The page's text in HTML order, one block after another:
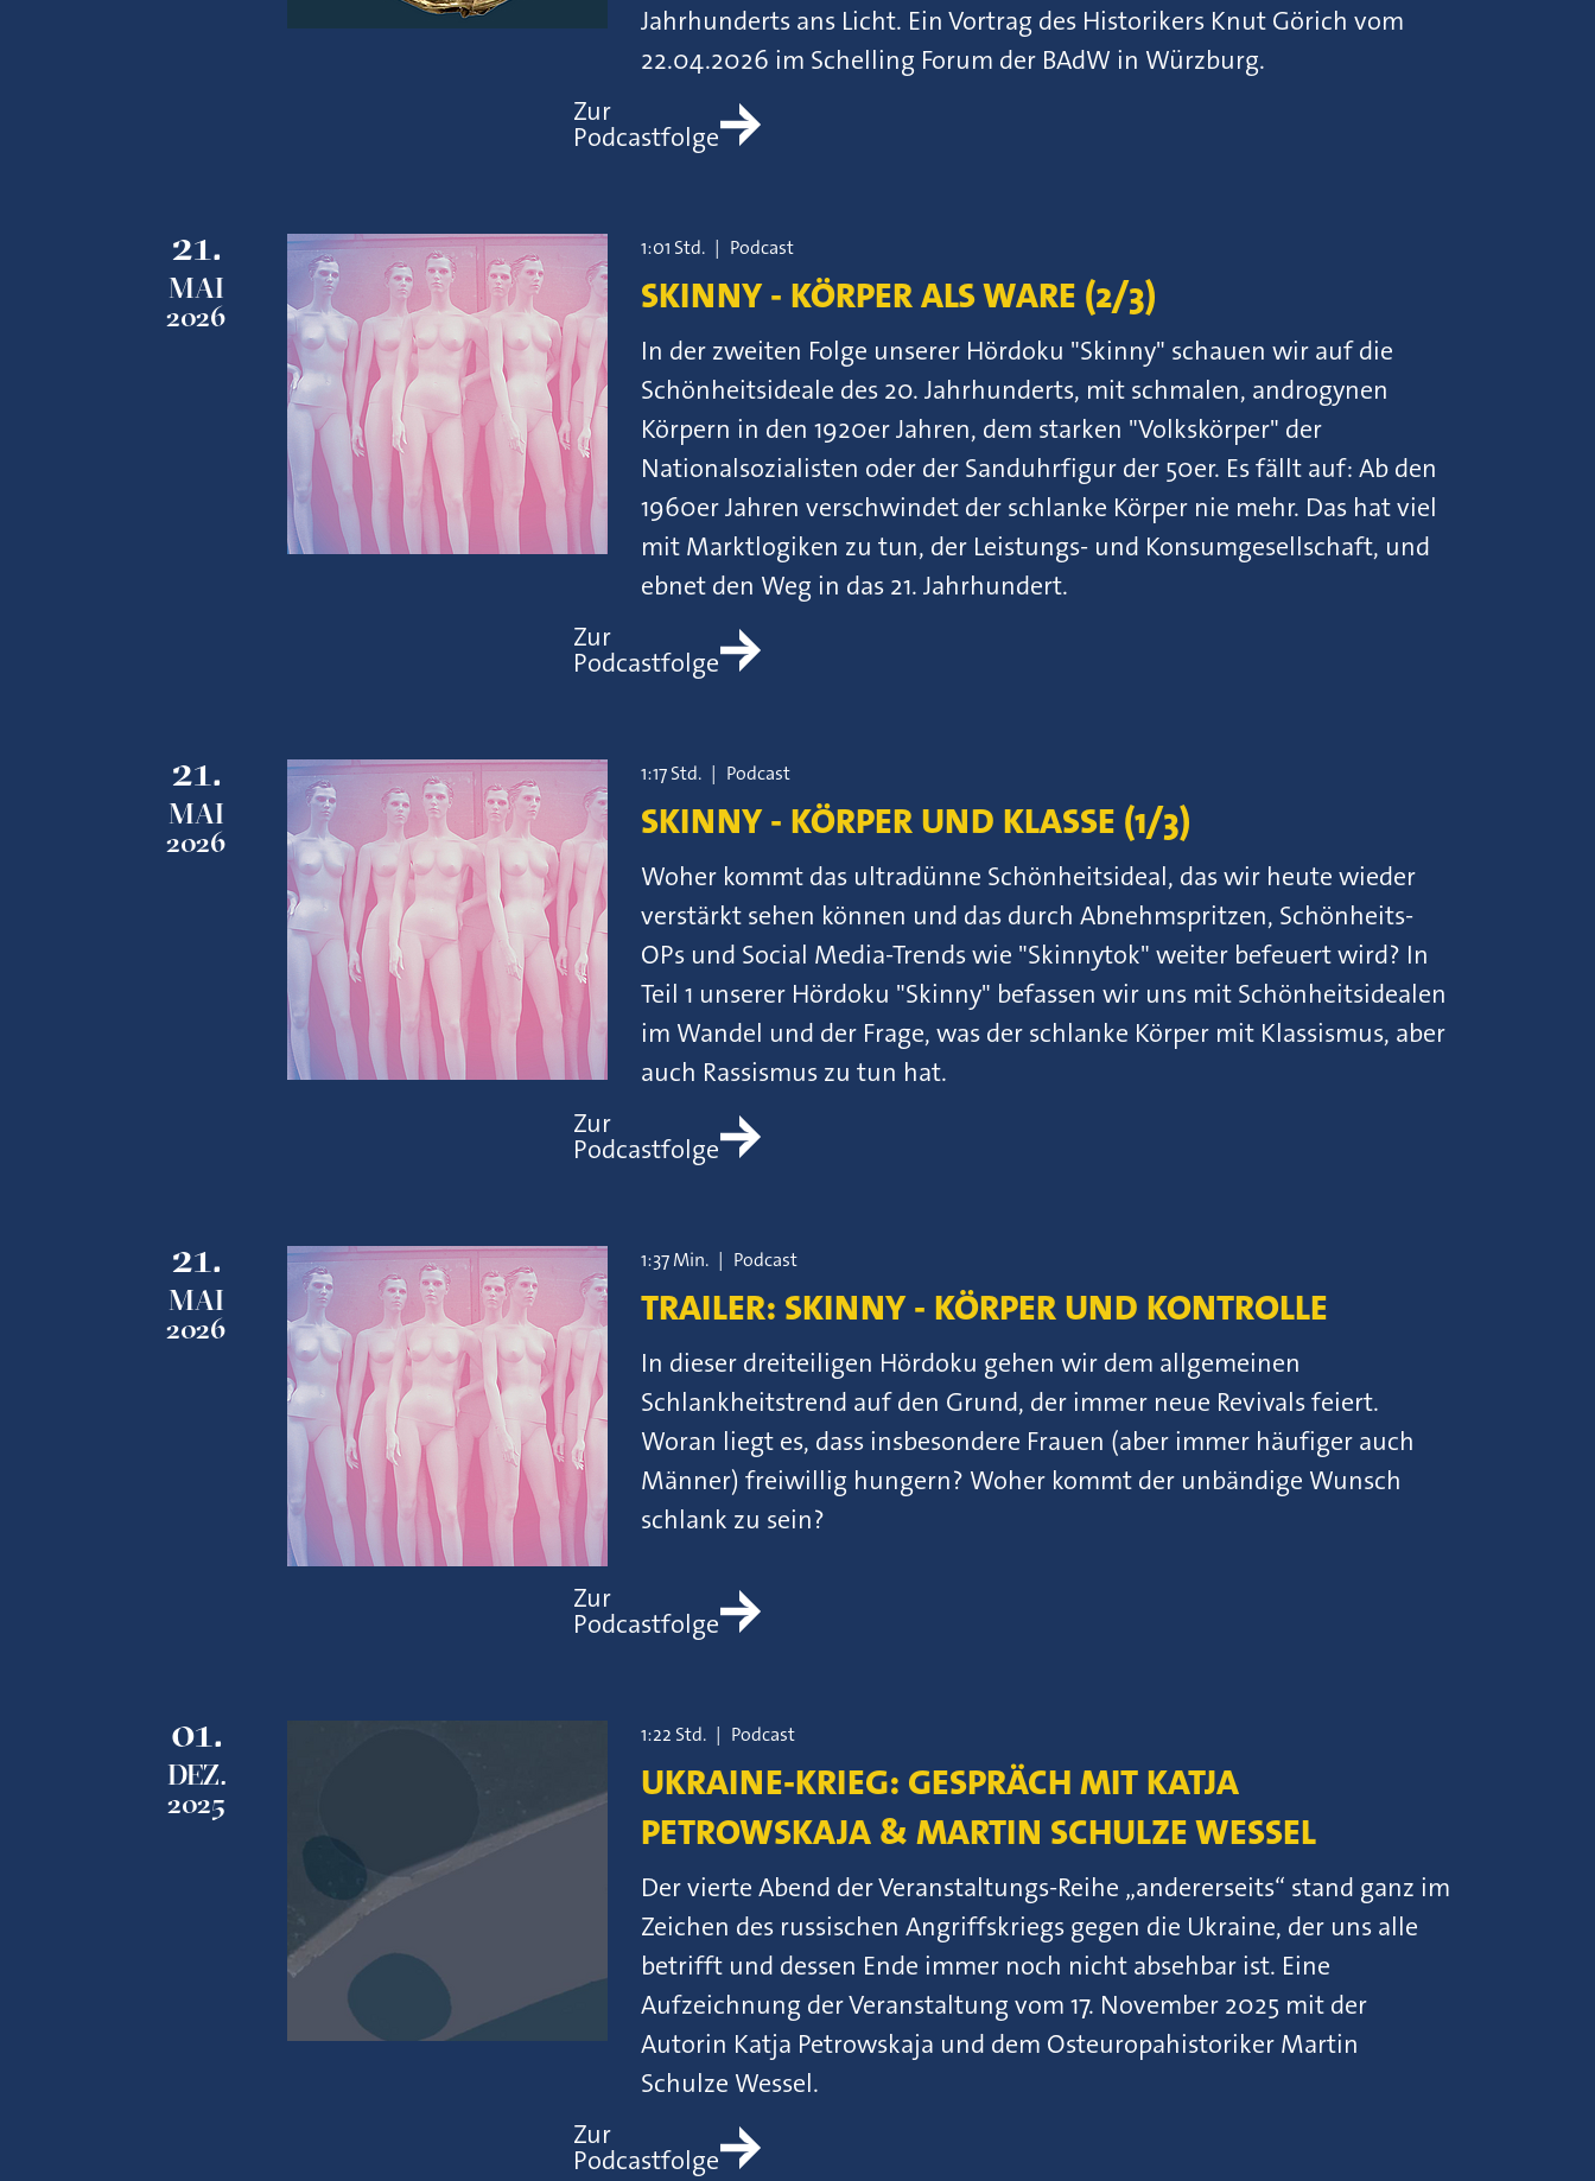
Jahrhunderts ans Licht. Ein Vortrag des Historikers Knut Görich vom
22.04.2026 im Schelling Forum der BAdW in Würzburg.
Zur
Podcastfolge
21.
MAI
2026
1:01 Std. | Podcast
SKINNY - KÖRPER ALS WARE (2/3)
In der zweiten Folge unserer Hördoku "Skinny" schauen wir auf die
Schönheitsideale des 20. Jahrhunderts, mit schmalen, androgynen
Körpern in den 1920er Jahren, dem starken "Volkskörper" der
Nationalsozialisten oder der Sanduhrfigur der 50er. Es fällt auf: Ab den
1960er Jahren verschwindet der schlanke Körper nie mehr. Das hat viel
mit Marktlogiken zu tun, der Leistungs- und Konsumgesellschaft, und
ebnet den Weg in das 21. Jahrhundert.
Zur
Podcastfolge
21.
MAI
2026
1:17 Std. | Podcast
SKINNY - KÖRPER UND KLASSE (1/3)
Woher kommt das ultradünne Schönheitsideal, das wir heute wieder
verstärkt sehen können und das durch Abnehmspritzen, Schönheits-
OPs und Social Media-Trends wie "Skinnytok" weiter befeuert wird? In
Teil 1 unserer Hördoku "Skinny" befassen wir uns mit Schönheitsidealen
im Wandel und der Frage, was der schlanke Körper mit Klassismus, aber
auch Rassismus zu tun hat.
Zur
Podcastfolge
21.
MAI
2026
1:37 Min. | Podcast
TRAILER: SKINNY - KÖRPER UND KONTROLLE
In dieser dreiteiligen Hördoku gehen wir dem allgemeinen
Schlankheitstrend auf den Grund, der immer neue Revivals feiert.
Woran liegt es, dass insbesondere Frauen (aber immer häufiger auch
Männer) freiwillig hungern? Woher kommt der unbändige Wunsch
schlank zu sein?
Zur
Podcastfolge
01.
DEZ.
2025
1:22 Std. | Podcast
UKRAINE-KRIEG: GESPRÄCH MIT KATJA
PETROWSKAJA & MARTIN SCHULZE WESSEL
Der vierte Abend der Veranstaltungs-Reihe „andererseits“ stand ganz im
Zeichen des russischen Angriffskriegs gegen die Ukraine, der uns alle
betrifft und dessen Ende immer noch nicht absehbar ist. Eine
Aufzeichnung der Veranstaltung vom 17. November 2025 mit der
Autorin Katja Petrowskaja und dem Osteuropahistoriker Martin
Schulze Wessel.
Zur
Podcastfolge